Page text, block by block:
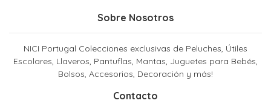
Sobre Nosotros
NICI Portugal Colecciones exclusivas de Peluches, Útiles
Escolares, Llaveros, Pantuflas, Mantas, Juguetes para Bebés,
Bolsos, Accesorios, Decoración y más!
Contacto